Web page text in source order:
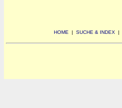
HOME | SUCHE & INDEX |